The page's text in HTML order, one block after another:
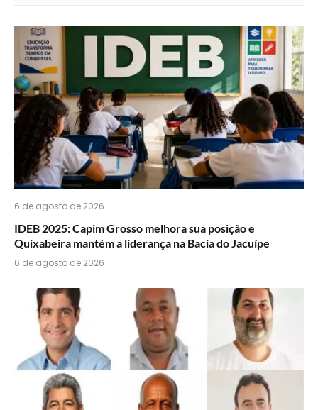
do
WhatsApp?
6 de agosto de 2026
IDEB 2025: Capim Grosso melhora sua posição e
Quixabeira mantém a liderança na Bacia do Jacuípe
6 de agosto de 2026